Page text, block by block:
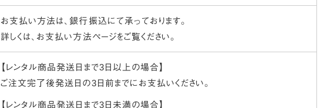
お支払い方法は、銀行振込にて承っております。
詳しくは、お支払い方法ページをご覧ください。
【レンタル商品発送日まで3日以上の場合】
ご注文完了後発送日の3日前までにお支払いください。
【レンタル商品発送日まで3日未満の場合】